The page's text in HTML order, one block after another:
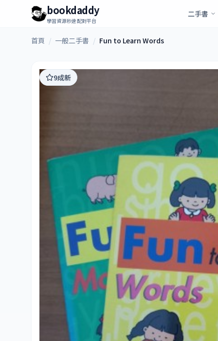
bookdaddy
學習資源秒速配對平台
二手書
首頁 / 一般二手書 / Fun to Learn Words
9成新